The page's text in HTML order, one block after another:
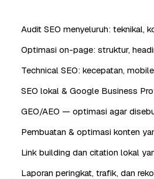
Audit SEO menyeluruh: teknikal,
Optimasi on-page: struktur,
Technical SEO: kecepatan,
SEO lokal & Google Business
GEO/AEO — optimasi agar
Pembuatan & optimasi konten
Link building dan citation lokal
Laporan peringkat, trafik, dan